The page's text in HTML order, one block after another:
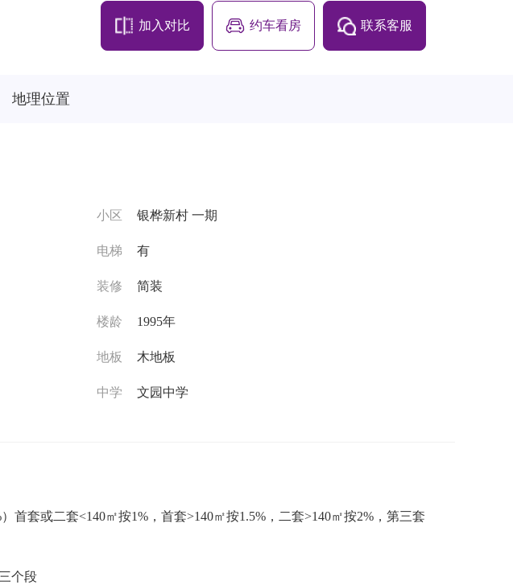
加入对比 约车看房 联系客服
地理位置
小区 银桦新村 一期
电梯 有
装修 简装
楼龄 1995年
地板 木地板
中学 文园中学
首套或二套<140㎡按1%，首套>140㎡按1.5%，二套>140㎡按2%，第三套
个段